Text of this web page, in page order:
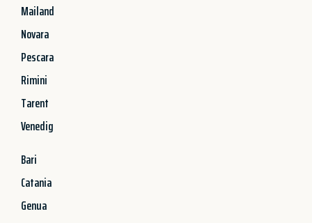
Mailand
Novara
Pescara
Rimini
Tarent
Venedig
Bari
Catania
Genua